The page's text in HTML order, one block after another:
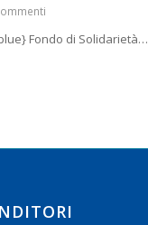
Fondo di Solidarietà…